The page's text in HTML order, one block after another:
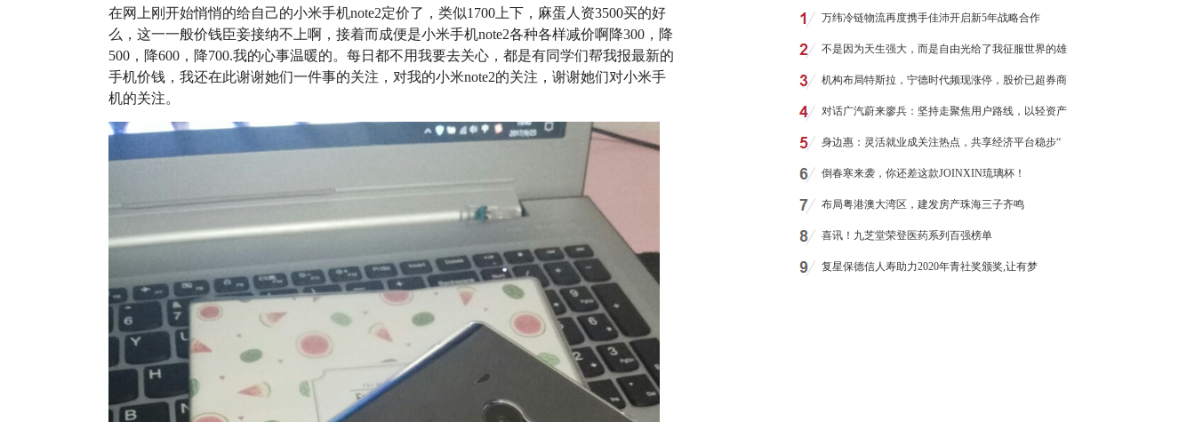
在网上刚开始悄悄的给自己的小米手机note2定价了，类似1700上下，麻蛋人资3500买的好
么，这一一般价钱臣妾接纳不上啊，接着而成便是小米手机note2各种各样减价啊降300，降
500，降600，降700.我的心事温暖的。每日都不用我要去关心，都是有同学们帮我报最新的
手机价钱，我还在此谢谢她们一件事的关注，对我的小米note2的关注，谢谢她们对小米手
机的关注。
万纬冷链物流再度携手佳沛开启新5年战略合作
不是因为天生强大，而是自由光给了我征服世界的雄
机构布局特斯拉，宁德时代频现涨停，股价已超券商
对话广汽蔚来廖兵：坚持走聚焦用户路线，以轻资产
身边惠：灵活就业成关注热点，共享经济平台稳步“
倒春寒来袭，你还差这款JOINXIN琉璃杯！
布局粤港澳大湾区，建发房产珠海三子齐鸣
喜讯！九芝堂荣登医药系列百强榜单
复星保德信人寿助力2020年青社奖颁奖,让有梦